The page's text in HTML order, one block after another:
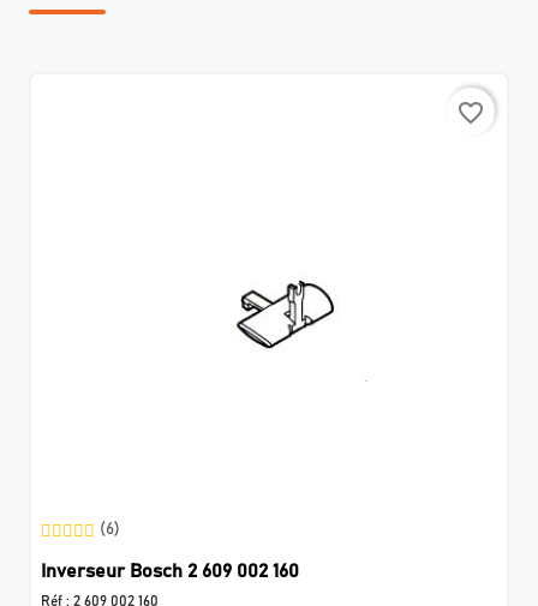
favorite_border
(6)
Inverseur Bosch 2 609 002 160
Réf : 2 609 002 160